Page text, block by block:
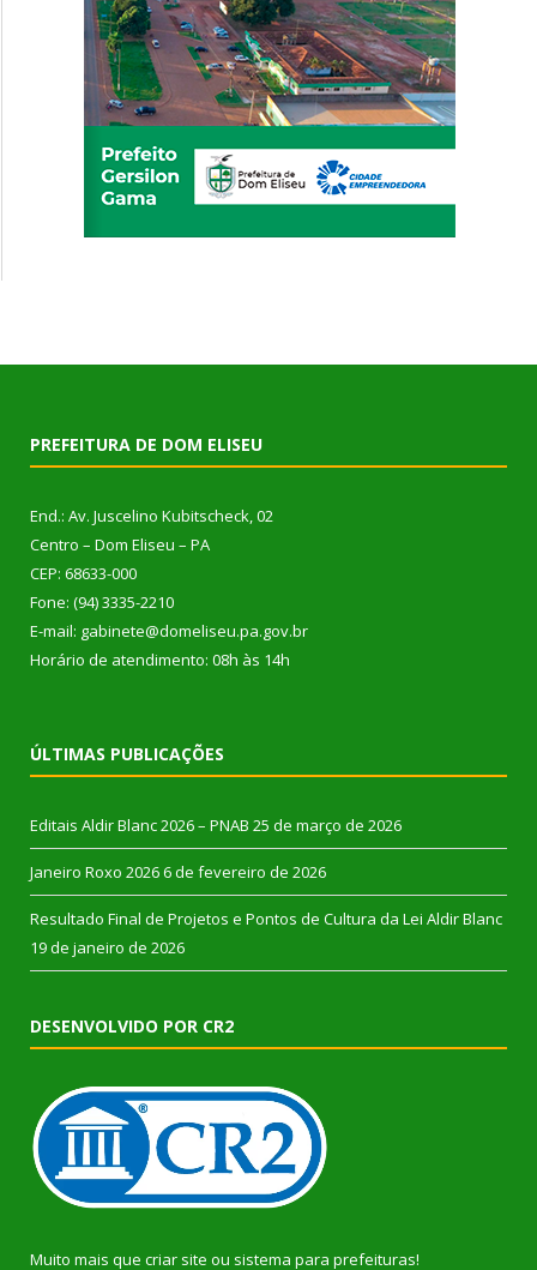
PREFEITURA DE DOM ELISEU
End.: Av. Juscelino Kubitscheck, 02
Centro – Dom Eliseu – PA
CEP: 68633-000
Fone: (94) 3335-2210
E-mail: gabinete@domeliseu.pa.gov.br
Horário de atendimento: 08h às 14h
ÚLTIMAS PUBLICAÇÕES
Editais Aldir Blanc 2026 – PNAB 25 de março de 2026
Janeiro Roxo 2026 6 de fevereiro de 2026
Resultado Final de Projetos e Pontos de Cultura da Lei Aldir Blanc
19 de janeiro de 2026
DESENVOLVIDO POR CR2
Muito mais que criar site ou sistema para prefeituras!